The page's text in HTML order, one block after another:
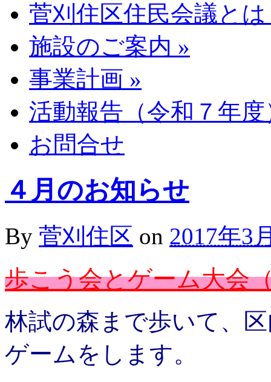
菅刈住区住民会議と
施設のご案内 »
事業計画 »
活動報告（令和７年度
お問合せ
４月のお知らせ
By 菅刈住区 on 2017年3
歩こう会とゲーム大会
林試の森まで歩いて、
ゲームをします。